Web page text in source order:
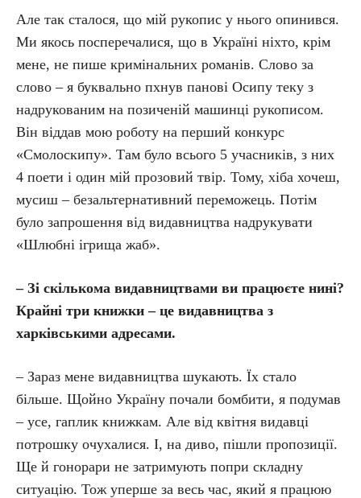
Але так сталося, що мій рукопис у нього опинився.
Ми якось посперечалися, що в Україні ніхто, крім
мене, не пише кримінальних романів. Слово за
слово – я буквально пхнув панові Осипу теку з
надрукованим на позиченій машинці рукописом.
Він віддав мою роботу на перший конкурс
«Смолоскипу». Там було всього 5 учасників, з них
4 поети і один мій прозовий твір. Тому, хіба хочеш,
мусиш – безальтернативний переможець. Потім
було запрошення від видавництва надрукувати
«Шлюбні ігрища жаб».
– Зі скількома видавництвами ви працюєте нині?
Крайні три книжки – це видавництва з
харківськими адресами.
– Зараз мене видавництва шукають. Їх стало
більше. Щойно Україну почали бомбити, я подумав
– усе, гаплик книжкам. Але від квітня видавці
потрошку очухалися. І, на диво, пішли пропозиції.
Ще й гонорари не затримують попри складну
ситуацію. Тож уперше за весь час, який я працюю